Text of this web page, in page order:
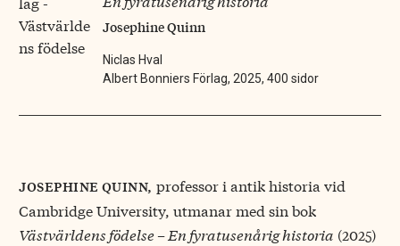
Josephine Quinn
Niclas Hval
Albert Bonniers Förlag, 2025, 400 sidor
josephine quinn, professor i antik historia vid
Cambridge University, utmanar med sin bok
Västvärldens födelse – En fyratusenårig historia (2025)